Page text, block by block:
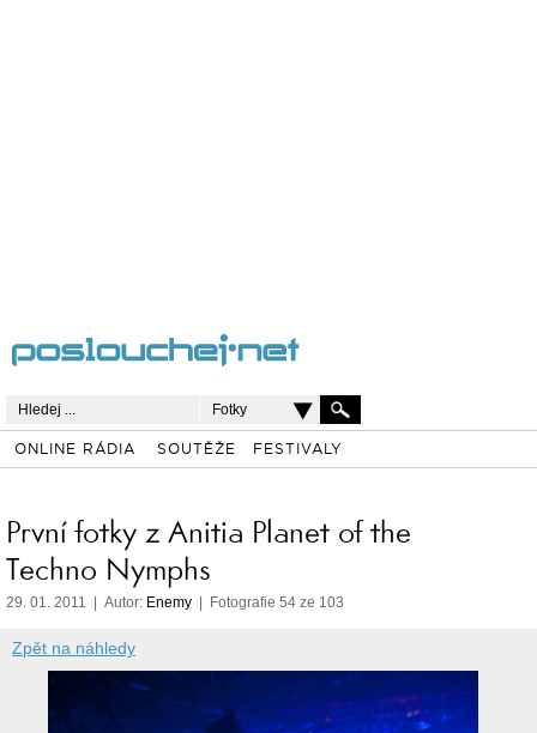
Fotky
ONLINE RÁDIA SOUTĚŽE FESTIVALY
První fotky z Anitia Planet of the
Techno Nymphs
29. 01. 2011 | Autor: Enemy | Fotografie 54 ze 103
Zpět na náhledy